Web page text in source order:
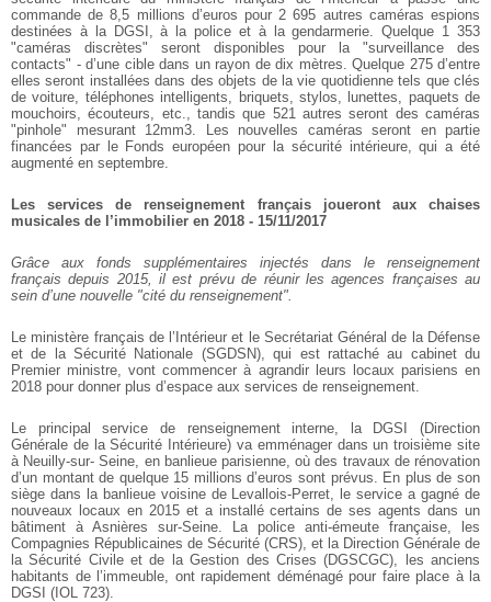
commande de 8,5 millions d’euros pour 2 695 autres caméras espions
destinées à la DGSI, à la police et à la gendarmerie. Quelque 1 353
"caméras discrètes" seront disponibles pour la "surveillance des
contacts" - d’une cible dans un rayon de dix mètres. Quelque 275 d’entre
elles seront installées dans des objets de la vie quotidienne tels que clés
de voiture, téléphones intelligents, briquets, stylos, lunettes, paquets de
mouchoirs, écouteurs, etc., tandis que 521 autres seront des caméras
"pinhole" mesurant 12mm3. Les nouvelles caméras seront en partie
financées par le Fonds européen pour la sécurité intérieure, qui a été
augmenté en septembre.
Les services de renseignement français joueront aux chaises
musicales de l’immobilier en 2018 - 15/11/2017
Grâce aux fonds supplémentaires injectés dans le renseignement
français depuis 2015, il est prévu de réunir les agences françaises au
sein d’une nouvelle "cité du renseignement".
Le ministère français de l’Intérieur et le Secrétariat Général de la Défense
et de la Sécurité Nationale (SGDSN), qui est rattaché au cabinet du
Premier ministre, vont commencer à agrandir leurs locaux parisiens en
2018 pour donner plus d’espace aux services de renseignement.
Le principal service de renseignement interne, la DGSI (Direction
Générale de la Sécurité Intérieure) va emménager dans un troisième site
à Neuilly-sur- Seine, en banlieue parisienne, où des travaux de rénovation
d’un montant de quelque 15 millions d’euros sont prévus. En plus de son
siège dans la banlieue voisine de Levallois-Perret, le service a gagné de
nouveaux locaux en 2015 et a installé certains de ses agents dans un
bâtiment à Asnières sur-Seine. La police anti-émeute française, les
Compagnies Républicaines de Sécurité (CRS), et la Direction Générale de
la Sécurité Civile et de la Gestion des Crises (DGSCGC), les anciens
habitants de l’immeuble, ont rapidement déménagé pour faire place à la
DGSI (IOL 723).